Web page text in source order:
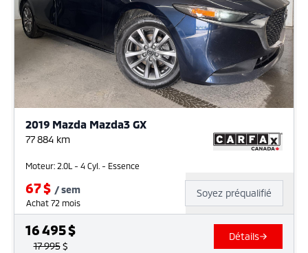
2019 Mazda Mazda3 GX
77 884 km
Moteur: 2.0L - 4 Cyl. - Essence
67$ /sem
Achat 72 mois
Soyez préqualifié
16 495$
17 995$
Détails